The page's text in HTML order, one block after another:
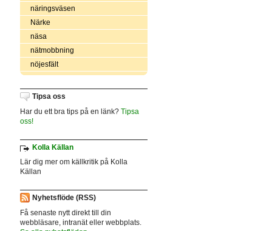
näringsväsen
Närke
näsa
nätmobbning
nöjesfält
Tipsa oss
Har du ett bra tips på en länk? Tipsa
oss!
Kolla Källan
Lär dig mer om källkritik på Kolla
Källan
Nyhetsflöde (RSS)
Få senaste nytt direkt till din
webbläsare, intranät eller webbplats.